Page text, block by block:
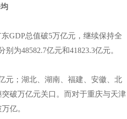
GDP总值破5万亿元，继续保持全
为48582.7亿元和41823.3亿元。
元；湖北、湖南、福建、安徽、北
破万亿元关口。而对于重庆与天津
亿。